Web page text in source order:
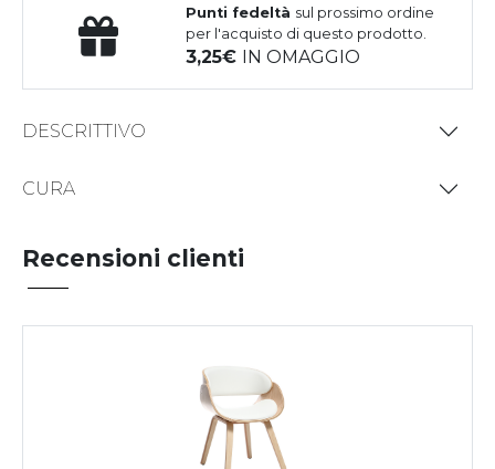
Punti fedeltà sul prossimo ordine
per l'acquisto di questo prodotto.
3,25 IN OMAGGIO
DESCRITTIVO
CURA
Recensioni clienti